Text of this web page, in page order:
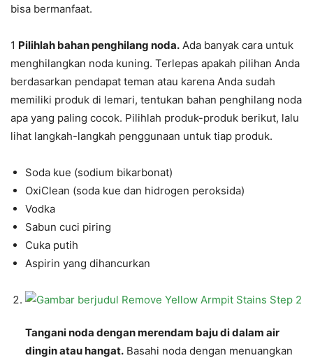
bisa bermanfaat.
1 Pilihlah bahan penghilang noda. Ada banyak cara untuk
menghilangkan noda kuning. Terlepas apakah pilihan Anda
berdasarkan pendapat teman atau karena Anda sudah
memiliki produk di lemari, tentukan bahan penghilang noda
apa yang paling cocok. Pilihlah produk-produk berikut, lalu
lihat langkah-langkah penggunaan untuk tiap produk.
Soda kue (sodium bikarbonat)
OxiClean (soda kue dan hidrogen peroksida)
Vodka
Sabun cuci piring
Cuka putih
Aspirin yang dihancurkan
Tangani noda dengan merendam baju di dalam air
dingin atau hangat. Basahi noda dengan menuangkan